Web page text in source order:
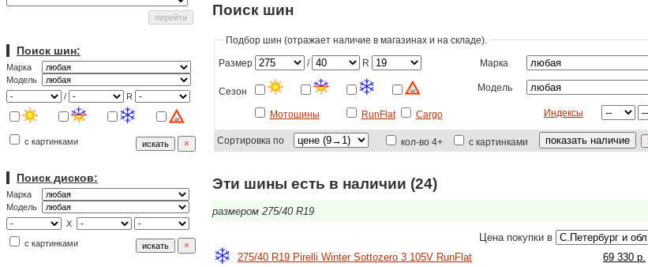
Поиск шин:
Марка
Модель
/
R
с картинками
Поиск дисков:
Марка
Модель
X
с картинками
Поиск шин
Подбор шин (отражает наличие в магазинах и на складе)
Размер / R Марка
Сезон Модель
Мотошины RunFlat Cargo Индексы
Сортировка по кол-во 4+ с картинками
Эти шины есть в наличии (24)
размером 275/40 R19
Цена покупки в
275/40 R19 Pirelli Winter Sottozero 3 105V RunFlat
69 330 р.